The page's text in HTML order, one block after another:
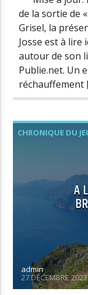
de la sortie de
Grisel, la
Josse est à lire
autour de son
Publie.net. Un
réchauffement
CHRONIQUE DU
A
admin
27 DÉCEMBRE 2023